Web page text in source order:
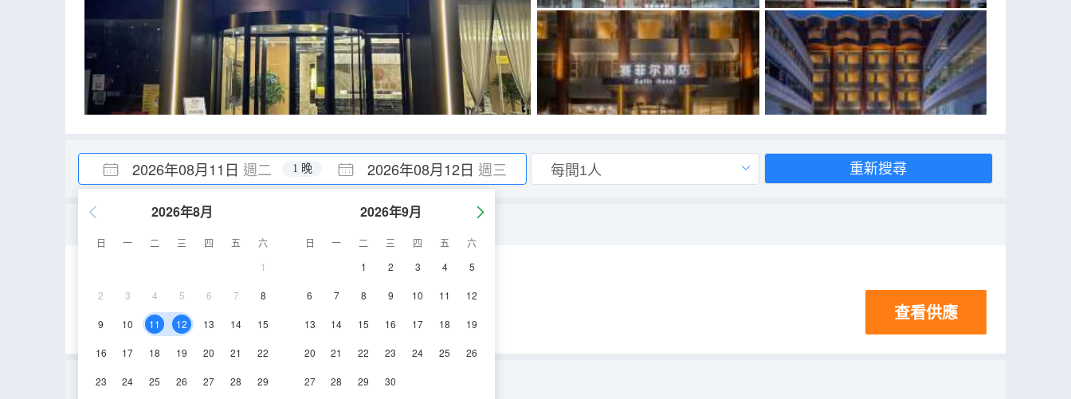
2026年08月11日 週二 2026年08月12日 週三
1 晚
2026年8月
日 一 二 三 四 五
六
1
2 3 4 5 6 7 8
9 10 11 12 13 14 15
16 17 18 19 20 21 22
23 24 25 26 27 28 29
2026年9月
日 一 二 三 四 五
六
1
2 3 4 5
6 7 8 9 10 11 12
13 14 15 16 17 18 19
20 21 22 23 24 25 26
27 28 29 30
重新搜尋
情侶丨特色主題房（乾濕分離+安靜睡眠）
空調 電視機
查看供應
豪華雙床房【璀璨都市+城市夜景+助眠記憶枕】